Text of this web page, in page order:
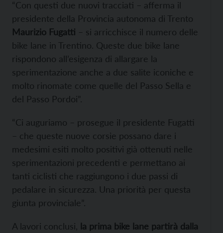
“Con questi due nuovi tracciati – afferma il
presidente della Provincia autonoma di Trento
Maurizio Fugatti – si arricchisce il numero delle
bike lane in Trentino. Queste due bike lane
rispondono all’esigenza di allargare la
sperimentazione anche a due salite iconiche e
molto rinomate come quelle del Passo Sella e
del Passo Pordoi”.
“Ci auguriamo – prosegue il presidente Fugatti
– che queste nuove corsie possano dare i
medesimi esiti molto positivi già ottenuti nelle
sperimentazioni precedenti e permettano ai
tanti ciclisti che raggiungono i due passi di
pedalare in sicurezza. Una priorità per questa
giunta provinciale”.
A lavori conclusi, la prima bike lane partirà dalla